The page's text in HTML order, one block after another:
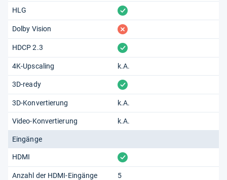
HLG vorhanden
Dolby Vision fehlt
HDCP 2.3 vorhanden
4K-Upscaling k.A.
3D-ready vorhanden
3D-Konvertierung k.A.
Video-Konvertierung k.A.
Eingänge
HDMI vorhanden
Anzahl der HDMI-Eingänge 5